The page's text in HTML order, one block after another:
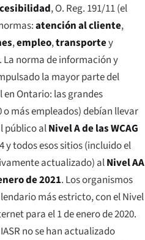
, O. Reg. 191/11 (el
atención al cliente,
,empleo,transportey
. La norma de información y
la mayor parte del
Ontario: las grandes
más empleados) debían llevar
público alNivel A de las WCAG
y todos esos sitios (incluido el
actualizado) alNivel AA
de 2021. Los organismos
más estricto, con el Nivel
para el 1 de enero de 2020.
no se han actualizado